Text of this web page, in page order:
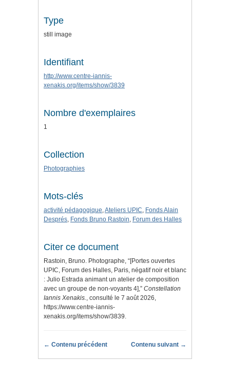
Type
still image
Identifiant
http://www.centre-iannis-
xenakis.org/items/show/3839
Nombre d'exemplaires
1
Collection
Photographies
Mots-clés
activité pédagogique,Ateliers UPIC, Fonds Alain
Després, Fonds Bruno Rastoin, Forum des Halles
Citer ce document
Rastoin, Bruno. Photographe, “[Portes ouvertes
UPIC, Forum des Halles, Paris, négatif noir et blanc
: Julio Estrada animant un atelier de composition
avec un groupe de non-voyants 4],” Constellation
Iannis Xenakis., consulté le 7 août 2026,
https://www.centre-iannis-
xenakis.org/items/show/3839.
← Contenu précédent Contenu suivant →